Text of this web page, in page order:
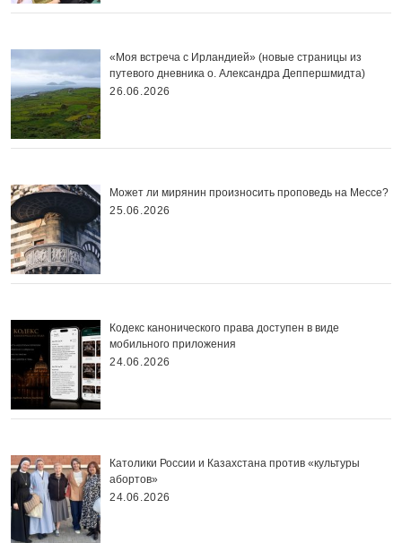
«Моя встреча с Ирландией» (новые страницы из
путевого дневника о. Александра Деппершмидта)
26.06.2026
Может ли мирянин произносить проповедь на Мессе?
25.06.2026
Кодекс канонического права доступен в виде
мобильного приложения
24.06.2026
Католики России и Казахстана против «культуры
абортов»
24.06.2026